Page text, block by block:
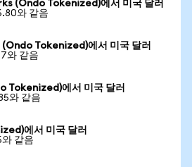
(Ondo Tokenized)에서 미국 달러
와 같음
Tokenized)에서 미국 달러
와 같음
Tokenized)에서 미국 달러
와 같음
에서 미국 달러
같음